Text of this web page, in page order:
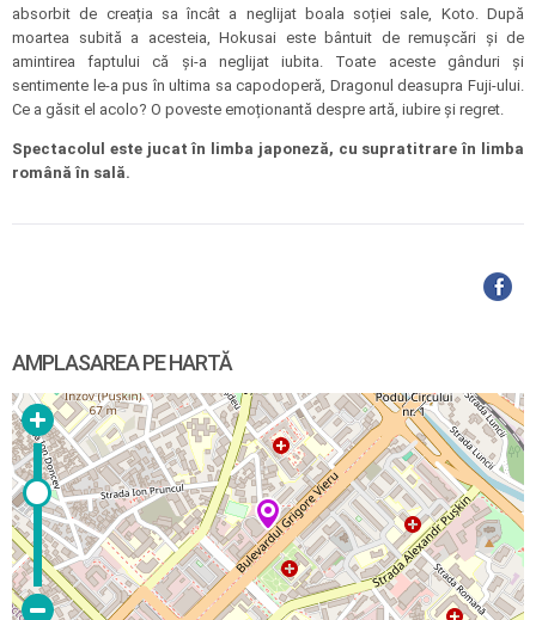
absorbit de creația sa încât a neglijat boala soției sale, Koto. După
moartea subită a acesteia, Hokusai este bântuit de remușcări și de
amintirea faptului că și-a neglijat iubita. Toate aceste gânduri și
sentimente le-a pus în ultima sa capodoperă, Dragonul deasupra Fuji-ului.
Ce a găsit el acolo? O poveste emoționantă despre artă, iubire și regret.
Spectacolul este jucat în limba japoneză, cu supratitrare în limba
română în sală.
AMPLASAREA PE HARTĂ